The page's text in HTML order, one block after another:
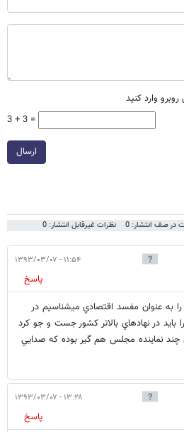
وارد کنید
3 + 3 =
ارسال
در صف انتشار: 0 نظرات غیرقابل انتشار: 0
۱۱:۵۴ - ۱۳۹۳/۰۳/۰۷
پاسخ
به عنوان مفسد اقتصادي ميشناسيم در
در نهادهاي بالاتر كشور جست و جو كرد
پاي چند نماينده مجلس هم گير بوده كه صدايي
۱۳:۲۸ - ۱۳۹۳/۰۳/۰۷
پاسخ